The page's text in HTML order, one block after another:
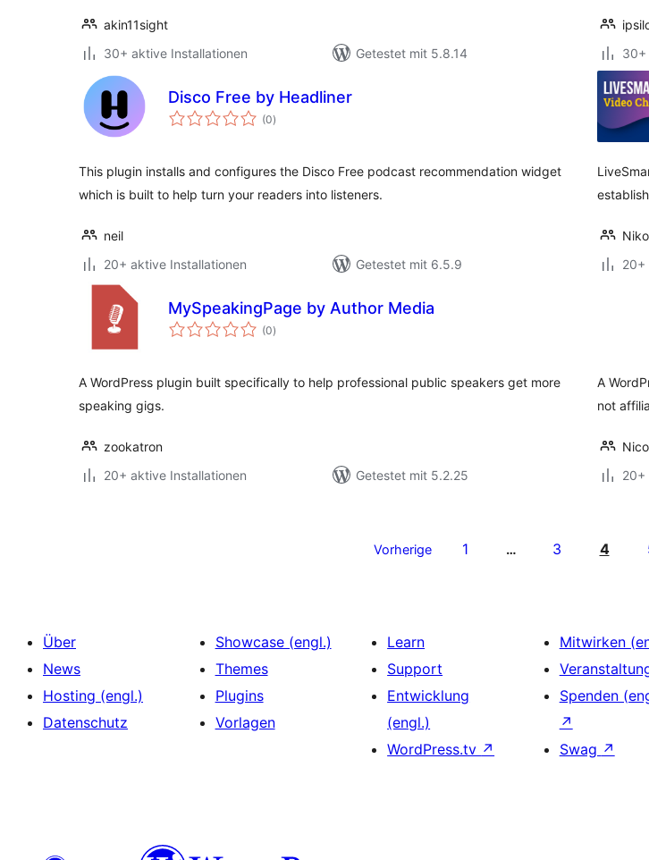
akin11sight
30+ aktive Installationen
Getestet mit 5.8.14
30+
Disco Free by Headliner
(0Bewertungen
insgesamt
)
This plugin installs and configures the Disco Free podcast recommendation widget
which is built to help turn your readers into listeners.
neil
20+ aktive Installationen
Getestet mit 6.5.9
20+
MySpeakingPage by Author Media
(0Bewertungen
insgesamt
)
A WordPress plugin built specifically to help professional public speakers get more
speaking gigs.
zookatron
20+ aktive Installationen
Getestet mit 5.2.25
A
not
20+
Vorherige 1 … 3 4
Über
News
Hosting (engl.)
Datenschutz
Showcase (engl.)
Themes
Plugins
Vorlagen
Learn
Support
Entwicklung
(engl.)
WordPress.tv ↗
Mitwirken
Spenden
↗
Swag ↗